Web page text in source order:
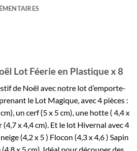
Lot Féerie en Plastique x 8
de Noël avec notre lot d’emporte-
le Lot Magique, avec 4 pièces :
un cerf (5 x 5 cm), une hotte ( 4,4 x
x 4,4 cm). Et le lot Hivernal avec 4
(4,2 x 5 ) Flocon (4,3 x 4,6 ) Sapin